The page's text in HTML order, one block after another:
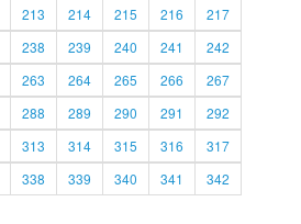
213 214 215 216
217
238 239 240 241
242
263 264 265 266
267
288 289 290 291
292
313 314 315 316
317
338 339 340 341
342